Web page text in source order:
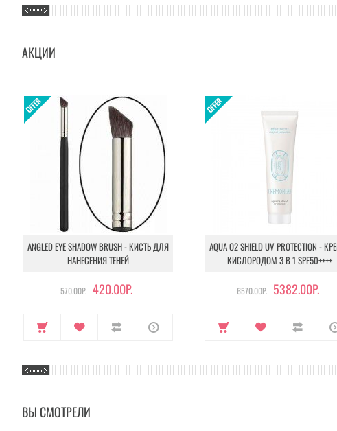
АКЦИИ
ANGLED EYE SHADOW BRUSH - КИСТЬ ДЛЯ
НАНЕСЕНИЯ ТЕНЕЙ
570.00Р. 420.00Р.
AQUA O2 SHIELD UV PROTECTION -
КИСЛОРОДОМ 3 В 1 SPF50++++
6570.00Р. 5382.00Р.
ВЫ СМОТРЕЛИ